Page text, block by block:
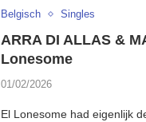
Belgisch Singles
ARRA DI ALLAS &
Lonesome
01/02/2026
El Lonesome had eigenlijk